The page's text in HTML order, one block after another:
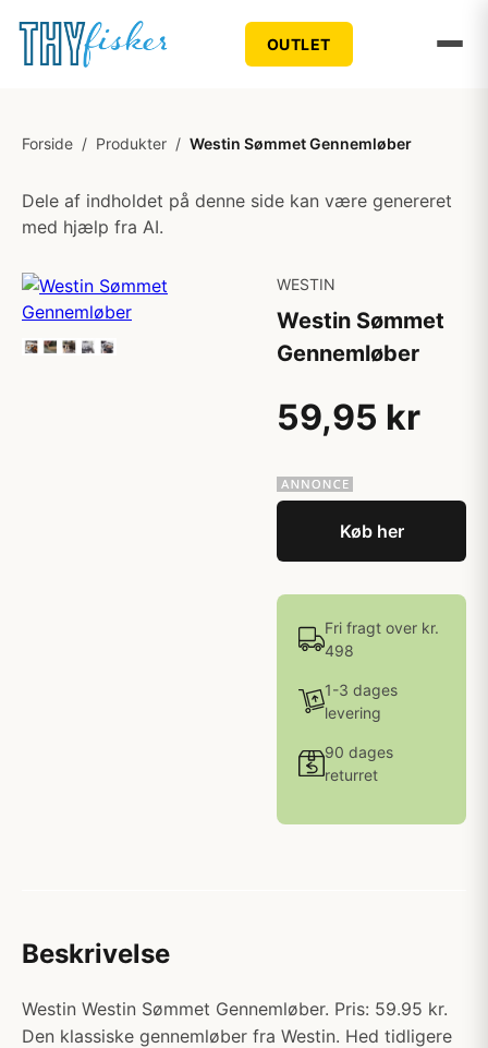
OUTLET
Forside / Produkter / Westin Sømmet Gennemløber
Dele af indholdet på denne side kan være genereret
med hjælp fra AI.
WESTIN
Westin Sømmet
Gennemløber
59,95 kr
Køb her
Fri fragt over kr.
498
1-3 dages
levering
90 dages
returret
Beskrivelse
Westin Westin Sømmet Gennemløber. Pris: 59.95 kr.
Den klassiske gennemløber fra Westin. Hed tidligere